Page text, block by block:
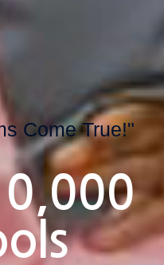
Come True!"